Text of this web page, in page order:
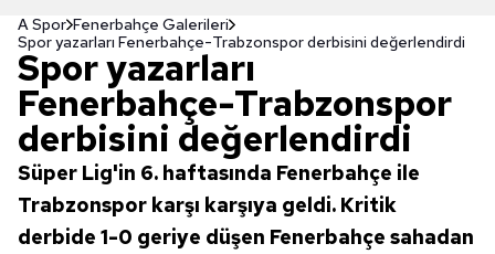
A Spor Fenerbahçe Galerileri
Spor yazarları Fenerbahçe-Trabzonspor derbisini değerlendirdi
Spor yazarları
Fenerbahçe-Trabzonspor
derbisini değerlendirdi
Süper Lig'in 6. haftasında Fenerbahçe ile
Trabzonspor karşı karşıya geldi. Kritik
derbide 1-0 geriye düşen Fenerbahçe sahadan